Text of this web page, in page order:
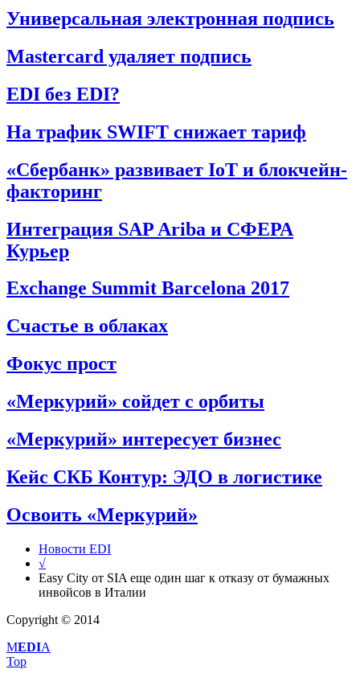
Универсальная электронная подпись
Mastercard удаляет подпись
EDI без EDI?
На трафик SWIFT снижает тариф
«Сбербанк» развивает IoT и блокчейн-
факторинг
Интеграция SAP Ariba и СФЕРА
Курьер
Exchange Summit Barcelona 2017
Счастье в облаках
Фокус прост
«Меркурий» сойдет с орбиты
«Меркурий» интересует бизнес
Кейс СКБ Контур: ЭДО в логистике
Освоить «Меркурий»
Новости EDI
√
Easy City от SIA еще один шаг к отказу от бумажных
инвойсов в Италии
Copyright © 2014
MEDIA
Top